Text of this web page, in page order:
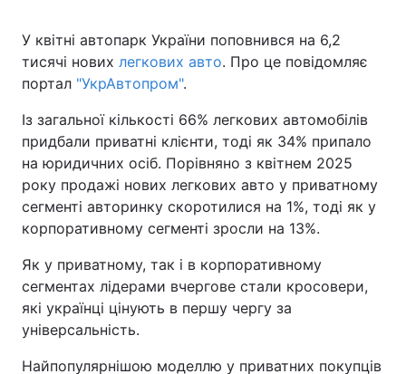
У квітні автопарк України поповнився на 6,2
тисячі нових легкових авто. Про це повідомляє
портал "УкрАвтопром".
Із загальної кількості 66% легкових автомобілів
придбали приватні клієнти, тоді як 34% припало
на юридичних осіб. Порівняно з квітнем 2025
року продажі нових легкових авто у приватному
сегменті авторинку скоротилися на 1%, тоді як у
корпоративному сегменті зросли на 13%.
Як у приватному, так і в корпоративному
сегментах лідерами вчергове стали кросовери,
які українці цінують в першу чергу за
універсальність.
Найпопулярнішою моделлю у приватних покупців